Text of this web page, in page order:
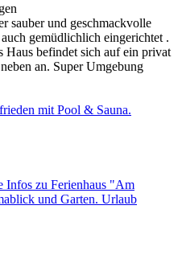
sauber und geschmackvolle
gemüdlichlich eingerichtet .
Haus befindet sich auf ein privat
an. Super Umgebung
mit Pool & Sauna.
Infos zu Ferienhaus "Am
und Garten. Urlaub